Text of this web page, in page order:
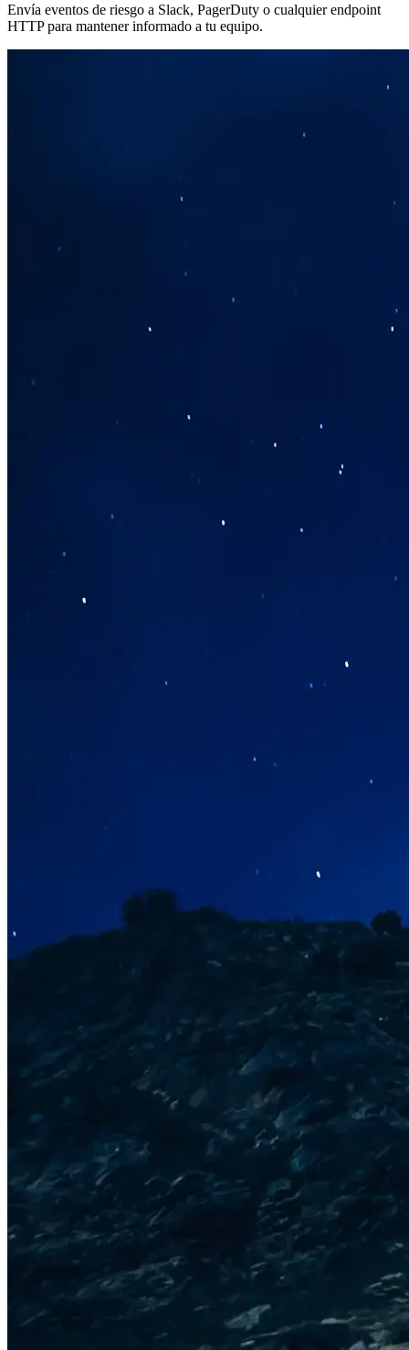
Envía eventos de riesgo a Slack, PagerDuty o cualquier endpoint
HTTP para mantener informado a tu equipo.